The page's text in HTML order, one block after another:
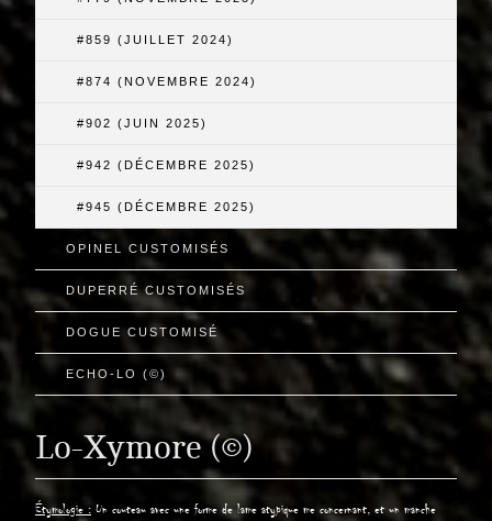
#859 (JUILLET 2024)
#874 (NOVEMBRE 2024)
#902 (JUIN 2025)
#942 (DÉCEMBRE 2025)
#945 (DÉCEMBRE 2025)
OPINEL CUSTOMISÉS
DUPERRÉ CUSTOMISÉS
DOGUE CUSTOMISÉ
ECHO-LO (©)
Lo-Xymore (©)
Étymologie : Un couteau avec une forme de lame atypique me concernant, et un manche